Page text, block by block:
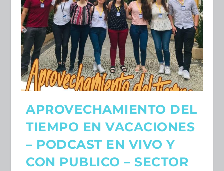
APROVECHAMIENTO DEL
TIEMPO EN VACACIONES
– PODCAST EN VIVO Y
CON PUBLICO – SECTOR